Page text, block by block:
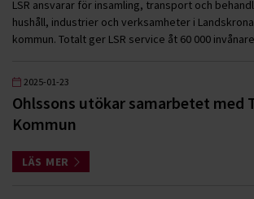
LSR ansvarar för insamling, transport och
hushåll, industrier och verksamheter i
kommun. Totalt ger LSR service åt 60 000
2025-01-23
Ohlssons utökar samarbetet med
Kommun
LÄS MER